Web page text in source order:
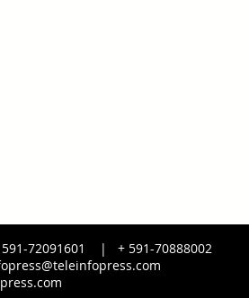
591-72091601 | + 591-70888002